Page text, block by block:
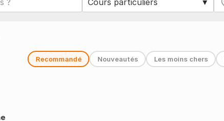
Recommandé Nouveautés Les moins chers